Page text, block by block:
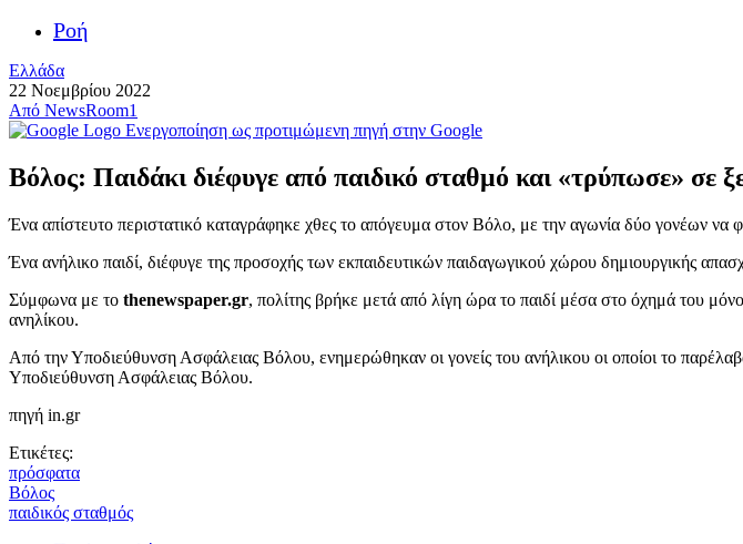
Ροή
Ελλάδα
22 Νοεμβρίου 2022
Από NewsRoom1
Ενεργοποίηση ως προτιμώμενη πηγή στην Google
Βόλος: Παιδάκι διέφυγε από παιδικό σταθμό και «τρύπωσε» σε
Ένα απίστευτο περιστατικό καταγράφηκε χθες το απόγευμα στον Βόλο, με την αγωνία δύο γονέων να
Ένα ανήλικο παιδί, διέφυγε της προσοχής των εκπαιδευτικών παιδαγωγικού χώρου δημιουργικής
Σύμφωνα με το thenewspaper.gr, πολίτης βρήκε μετά από λίγη ώρα το παιδί μέσα στο όχημά του
ανηλίκου.
Από την Υποδιεύθυνση Ασφάλειας Βόλου, ενημερώθηκαν οι γονείς του ανήλικου οι οποίοι το
Υποδιεύθυνση Ασφάλειας Βόλου.
πηγή in.gr
Ετικέτες:
πρόσφατα
Βόλος
παιδικός σταθμός